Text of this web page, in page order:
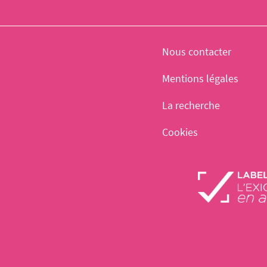
Nous contacter
Mentions légales
La recherche
Cookies